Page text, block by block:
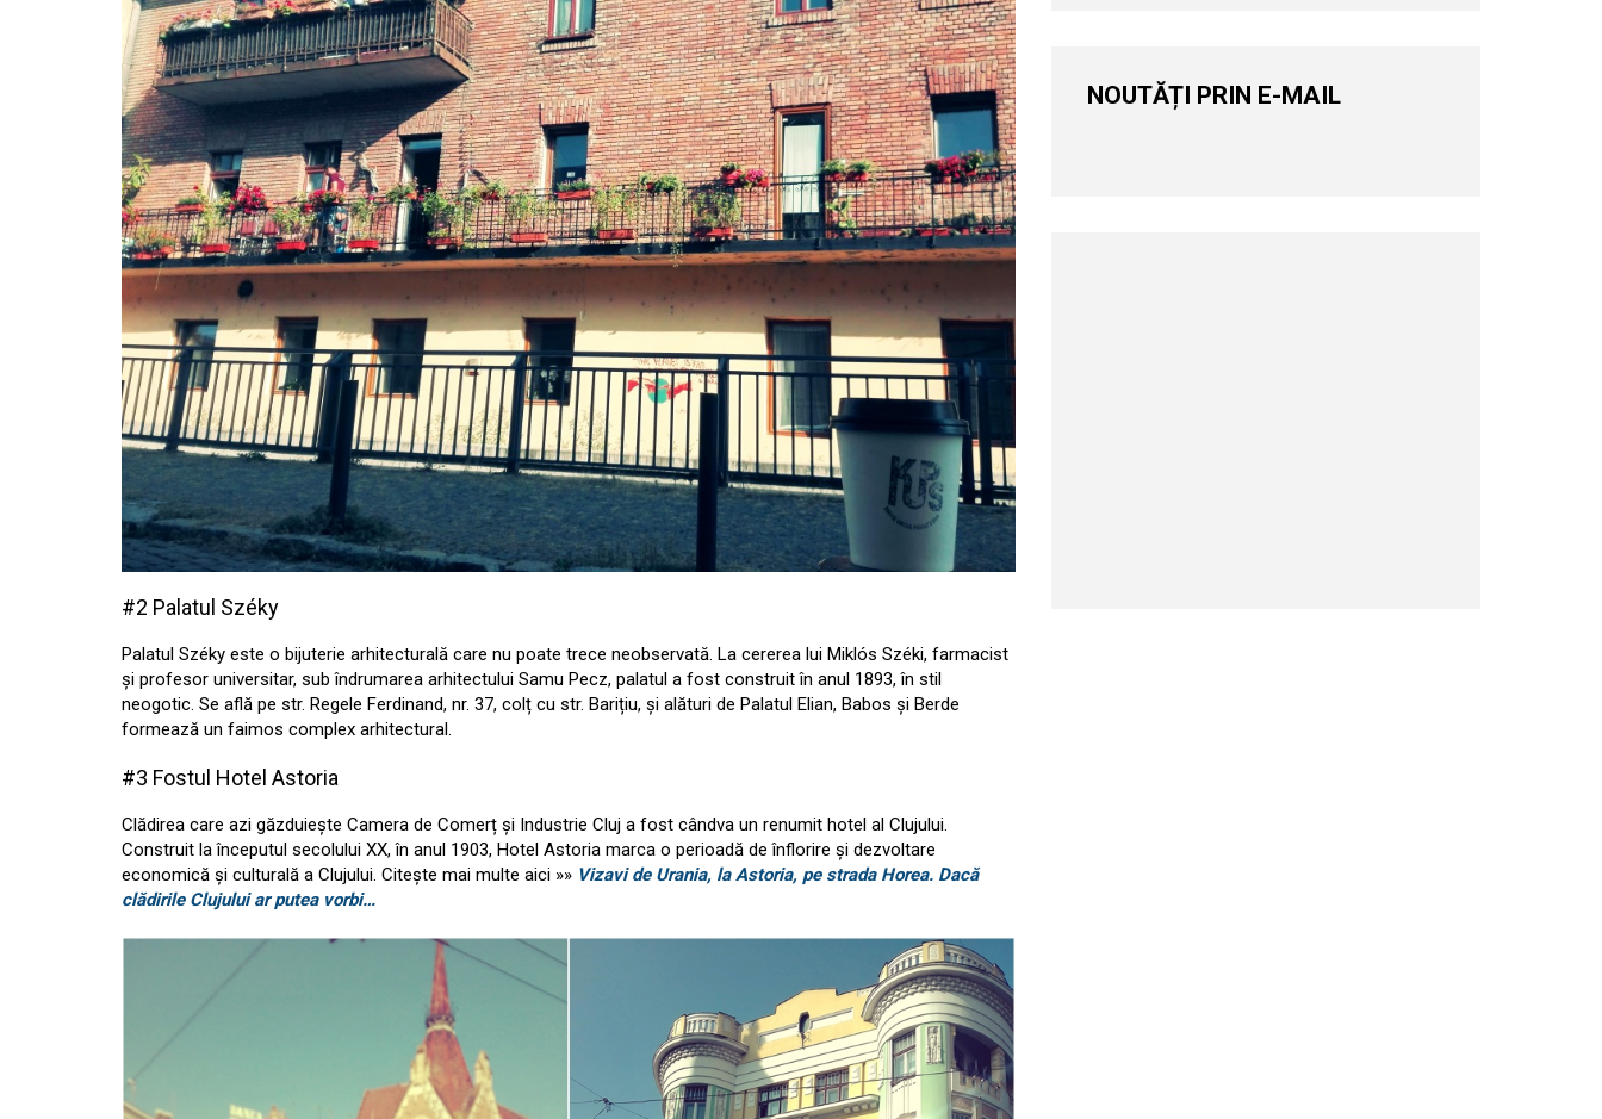
#2 Palatul Széky
Palatul Széky este o bijuterie arhitecturală care nu poate trece neobservată. La cererea lui Miklós Széki, farmacist
și profesor universitar, sub îndrumarea arhitectului Samu Pecz, palatul a fost construit în anul 1893, în stil
neogotic. Se află pe str. Regele Ferdinand, nr. 37, colț cu str. Barițiu, și alături de Palatul Elian, Babos și Berde
formează un faimos complex arhitectural.
#3 Fostul Hotel Astoria
Clădirea care azi găzduiește Camera de Comerț și Industrie Cluj a fost cândva un renumit hotel al Clujului.
Construit la începutul secolului XX, în anul 1903, Hotel Astoria marca o perioadă de înflorire și dezvoltare
economică și culturală a Clujului. Citește mai multe aici »» Vizavi de Urania, la Astoria, pe strada Horea. Dacă
clădirile Clujului ar putea vorbi…
NOUTĂȚI PRIN E-MAIL